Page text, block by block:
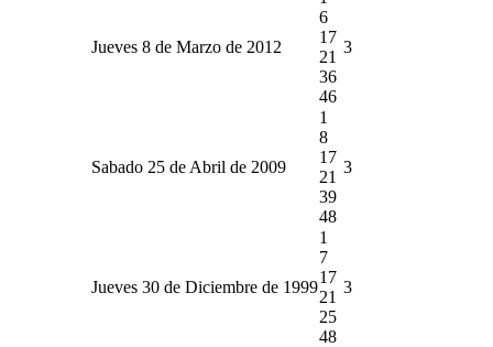
Jueves 8 de Marzo de 2012
6
17
21
36
46
3
Sabado 25 de Abril de 2009
1
8
17
21
39
48
3
Jueves 30 de Diciembre de 1999
1
7
17
21
25
48
3